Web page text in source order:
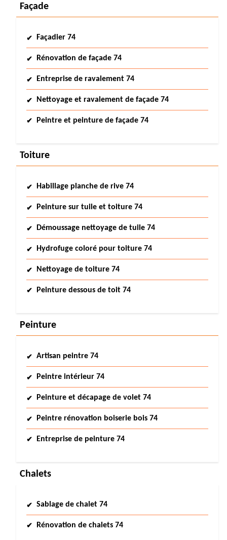
Façade
Façadier 74
Rénovation de façade 74
Entreprise de ravalement 74
Nettoyage et ravalement de façade 74
Peintre et peinture de façade 74
Toiture
Habillage planche de rive 74
Peinture sur tuile et toiture 74
Démoussage nettoyage de tuile 74
Hydrofuge coloré pour toiture 74
Nettoyage de toiture 74
Peinture dessous de toit 74
Peinture
Artisan peintre 74
Peintre intérieur 74
Peinture et décapage de volet 74
Peintre rénovation boiserie bois 74
Entreprise de peinture 74
Chalets
Sablage de chalet 74
Rénovation de chalets 74